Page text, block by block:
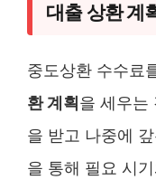
대출 상환 계
중도상환 수수료
환 계획 을 세우는
을 받고 나중에
을 통해 필요 시